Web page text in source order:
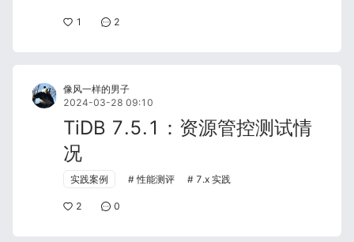
1 2
像风一样的男子
2024-03-28 09:10
TiDB 7.5.1：资源管控测试情
况
实践案例 性能测评 7.x 实践
2 0